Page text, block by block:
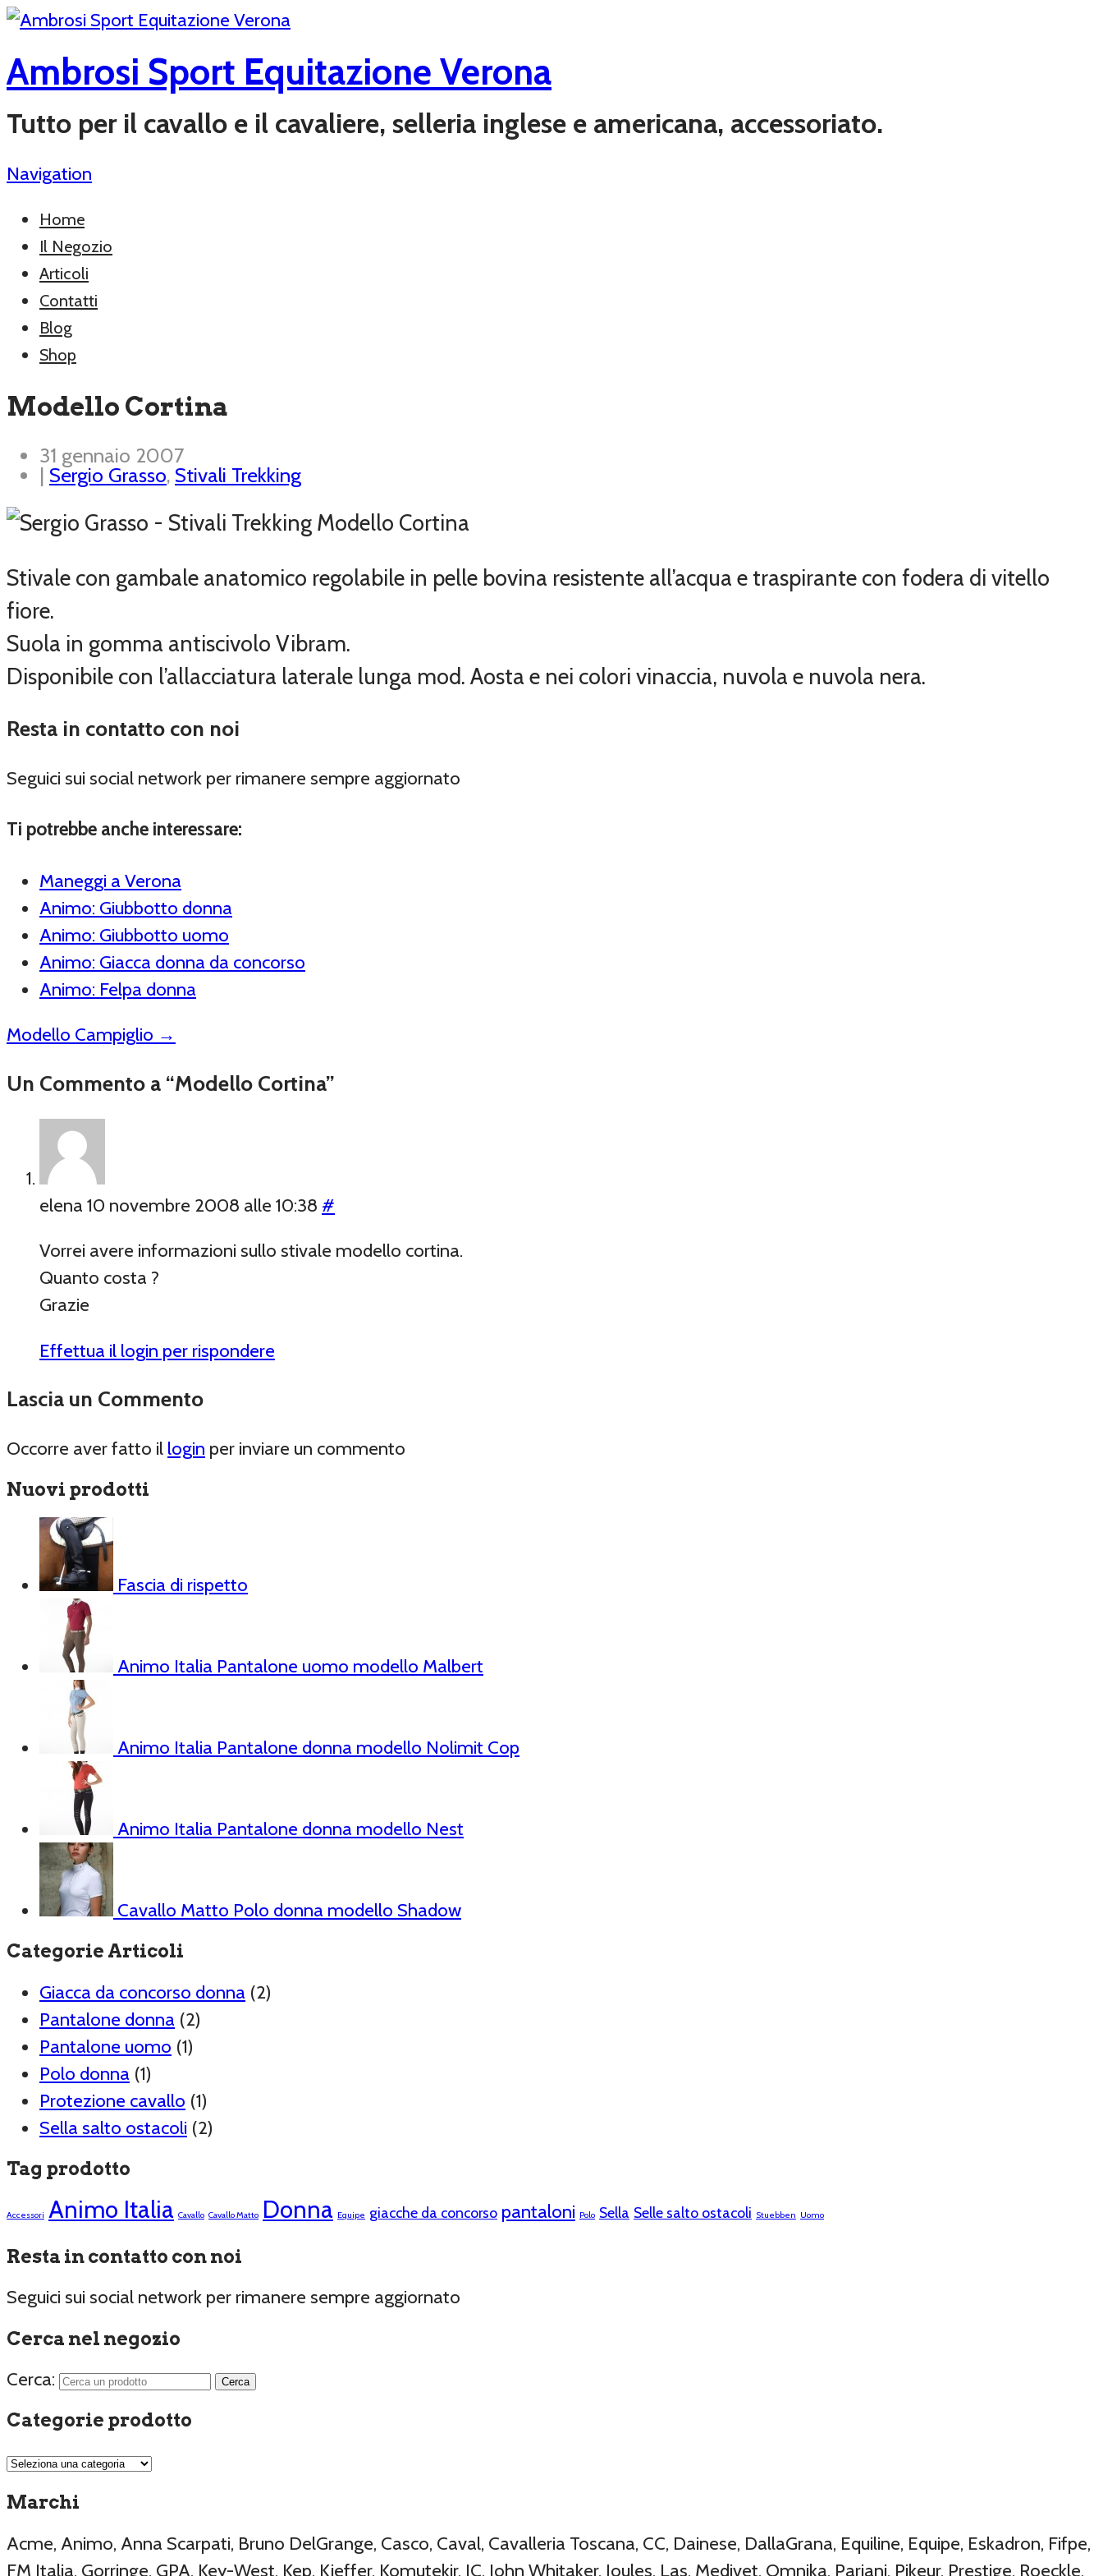
Ambrosi Sport Equitazione Verona
Tutto per il cavallo e il cavaliere, selleria inglese e americana, accessoriato.
Navigation
Home
Il Negozio
Articoli
Contatti
Blog
Shop
Modello Cortina
31 gennaio 2007
| Sergio Grasso, Stivali Trekking
Stivale con gambale anatomico regolabile in pelle bovina resistente all’acqua e traspirante con fodera di vitello
fiore.
Suola in gomma antiscivolo Vibram.
Disponibile con l’allacciatura laterale lunga mod. Aosta e nei colori vinaccia, nuvola e nuvola nera.
Resta in contatto con noi
Seguici sui social network per rimanere sempre aggiornato
Ti potrebbe anche interessare:
Maneggi a Verona
Animo: Giubbotto donna
Animo: Giubbotto uomo
Animo: Giacca donna da concorso
Animo: Felpa donna
Modello Campiglio →
Un Commento a “Modello Cortina”
elena 10 novembre 2008 alle 10:38 #
Vorrei avere informazioni sullo stivale modello cortina.
Quanto costa ?
Grazie
Effettua il login per rispondere
Lascia un Commento
Occorre aver fatto il login per inviare un commento
Nuovi prodotti
Fascia di rispetto
Animo Italia Pantalone uomo modello Malbert
Animo Italia Pantalone donna modello Nolimit Cop
Animo Italia Pantalone donna modello Nest
Cavallo Matto Polo donna modello Shadow
Categorie Articoli
Giacca da concorso donna (2)
Pantalone donna (2)
Pantalone uomo (1)
Polo donna (1)
Protezione cavallo (1)
Sella salto ostacoli (2)
Tag prodotto
Accessori Animo Italia Cavallo Cavallo Matto Donna Equipe giacche da concorso pantaloni Polo Sella Selle salto ostacoli Stuebben Uomo
Resta in contatto con noi
Seguici sui social network per rimanere sempre aggiornato
Cerca nel negozio
Cerca:
Categorie prodotto
Marchi
Acme, Animo, Anna Scarpati, Bruno DelGrange, Casco, Caval, Cavalleria Toscana, CC, Dainese, DallaGrana, Equiline, Equipe, Eskadron, Fifpe,
FM Italia, Gorringe, GPA, Key-West, Kep, Kieffer, Komutekir, JC, John Whitaker, Joules, Las, Medivet, Omnika, Pariani, Pikeur, Prestige, Roeckle,